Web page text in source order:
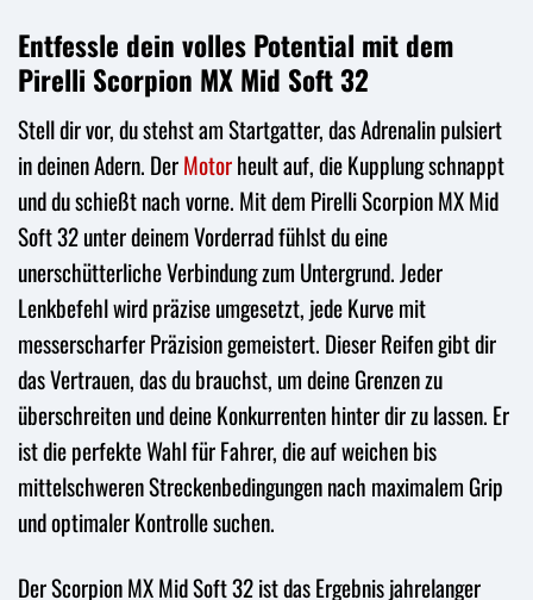
Entfessle dein volles Potential mit dem
Pirelli Scorpion MX Mid Soft 32
Stell dir vor, du stehst am Startgatter, das Adrenalin pulsiert
in deinen Adern. DerMotorheult auf, die Kupplung schnappt
und du schießt nach vorne. Mit dem Pirelli Scorpion MX Mid
Soft 32 unter deinem Vorderrad fühlst du eine
unerschütterliche Verbindung zum Untergrund. Jeder
Lenkbefehl wird präzise umgesetzt, jede Kurve mit
messerscharfer Präzision gemeistert. Dieser Reifen gibt dir
das Vertrauen, das du brauchst, um deine Grenzen zu
überschreiten und deine Konkurrenten hinter dir zu lassen. Er
ist die perfekte Wahl für Fahrer, die auf weichen bis
mittelschweren Streckenbedingungen nach maximalem Grip
und optimaler Kontrolle suchen.
Der Scorpion MX Mid Soft 32 ist das Ergebnis jahrelanger